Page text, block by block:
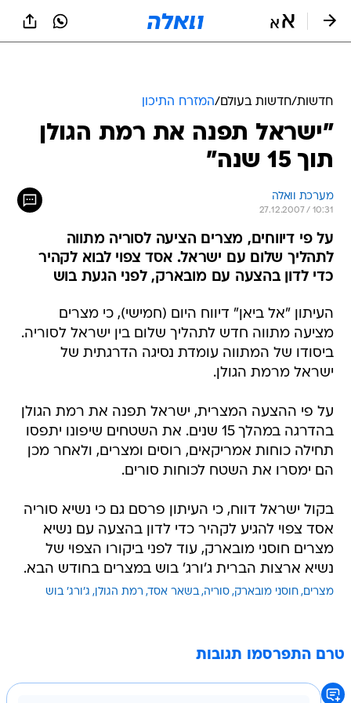
חדשות/חדשות בעולם/המזרח התיכון
"ישראל תפנה את רמת הגולן
תוך 15 שנה"
מערכת וואלה
27.12.2007 / 10:31
על פי דיווחים, מצרים הציעה לסוריה מתווה
לתהליך שלום עם ישראל. אסד צפוי לבוא לקהיר
כדי לדון בהצעה עם מובארק, לפני הגעת בוש
העיתון "אל ביאן" דיווח היום (חמישי), כי מצרים
מציעה מתווה חדש לתהליך שלום בין ישראל לסוריה.
ביסודו של המתווה עומדת נסיגה הדרגתית של
ישראל מרמת הגולן.
על פי ההצעה המצרית, ישראל תפנה את רמת הגולן
בהדרגה במהלך 15 שנים. את השטחים שיפונו יתפסו
תחילה כוחות אמריקאים, רוסים ומצרים, ולאחר מכן
הם ימסרו את השטח לכוחות סורים.
בקול ישראל דווח, כי העיתון פרסם גם כי נשיא סוריה
אסד צפוי להגיע לקהיר כדי לדון בהצעה עם נשיא
מצרים חוסני מובארק, עוד לפני ביקורו הצפוי של
נשיא ארצות הברית ג'ורג' בוש במצרים בחודש הבא.
מצרים חוסני מובארק סוריה בשאר אסד רמת הגולן ג'ורג' בוש
טרם התפרסמו תגובות